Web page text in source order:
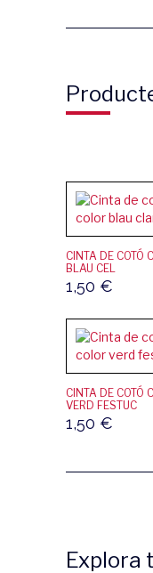
CINTA DE COTÓ
BLAU CEL
1,50 €
CINTA DE COTÓ
VERD FESTUC
1,50 €
Explora